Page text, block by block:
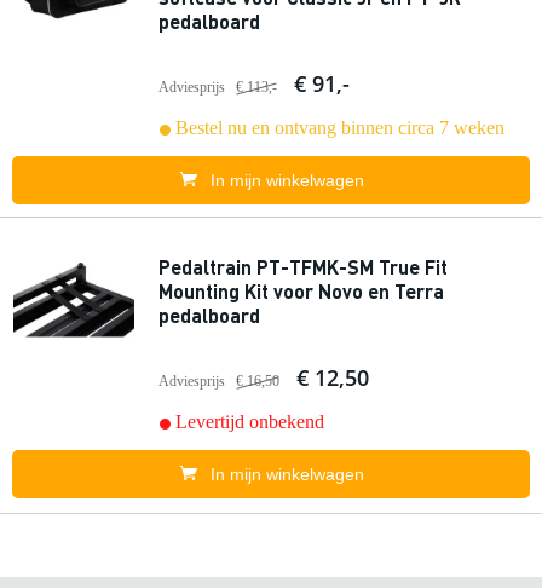
pedalboard
Adviesprijs € 113,- € 91,-
Bestel nu en ontvang binnen circa 7 weken
In mijn winkelwagen
Pedaltrain PT-TFMK-SM True Fit
Mounting Kit voor Novo en Terra
pedalboard
Adviesprijs € 16,50 € 12,50
Levertijd onbekend
In mijn winkelwagen